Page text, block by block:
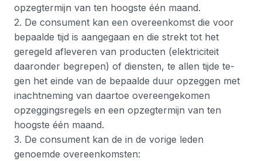
opzegtermijn van ten hoogste één maand.
2. De consument kan een overeenkomst die voor
bepaalde tijd is aangegaan en die strekt tot het
geregeld afleveren van producten (elektriciteit
daaronder begrepen) of diensten, te allen tijde te-
gen het einde van de bepaalde duur opzeggen met
inachtneming van daartoe overeengekomen
opzeggingsregels en een opzegtermijn van ten
hoogste één maand.
3. De consument kan de in de vorige leden
genoemde overeenkomsten: